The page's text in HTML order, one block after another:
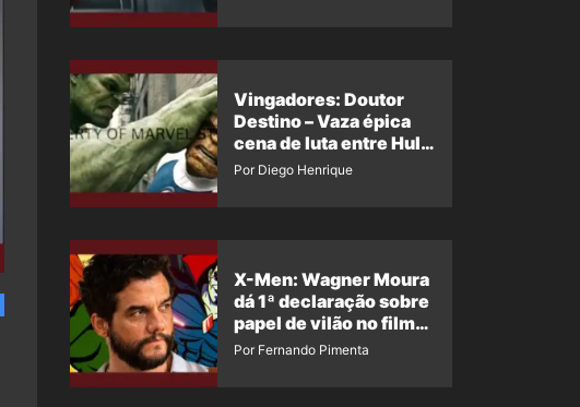
Vingadores: Doutor
Destino – Vaza épica
cena de luta entre Hulk
e o Coisa
Por Diego Henrique
X-Men: Wagner Moura
dá 1ª declaração sobre
papel de vilão no filme
da Marvel
Por Fernando Pimenta